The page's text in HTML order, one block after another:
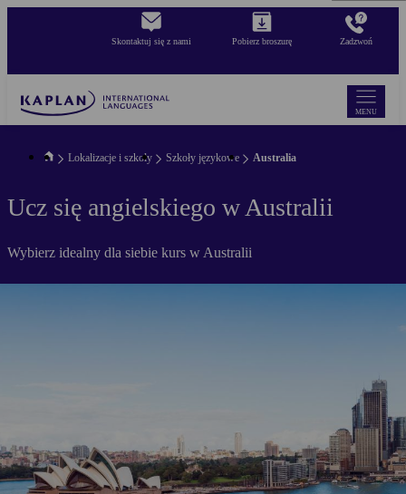
Skontaktuj się z nami Pobierz broszurę Zadzwoń
MENU
Lokalizacje i szkoły Szkoły językowe Australia
Ucz się angielskiego w Australii
Wybierz idealny dla siebie kurs w Australii